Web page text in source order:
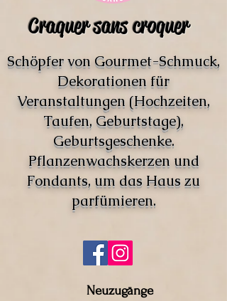
Craquer sans croquer
Schöpfer von Gourmet-Schmuck,
Dekorationen für
Veranstaltungen (Hochzeiten,
Taufen, Geburtstage),
Geburtsgeschenke.
Pflanzenwachskerzen und
Fondants, um das Haus zu
parfümieren.
Neuzugänge